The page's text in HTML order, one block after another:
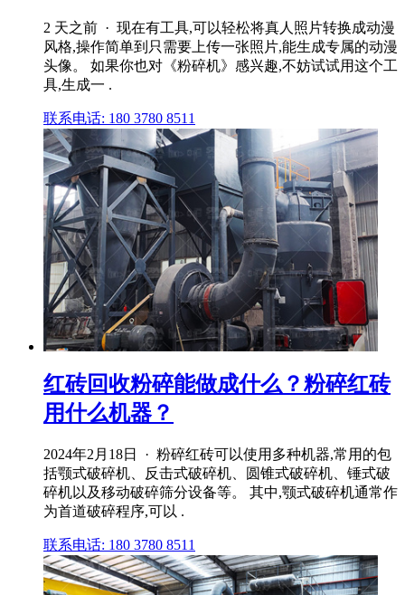
2 天之前 · 现在有工具,可以轻松将真人照片转换成动漫
风格,操作简单到只需要上传一张照片,能生成专属的动漫
头像。 如果你也对《粉碎机》感兴趣,不妨试试用这个工
具,生成一 .
联系电话: 180 3780 8511
红砖回收粉碎能做成什么？粉碎红砖
用什么机器？
2024年2月18日 · 粉碎红砖可以使用多种机器,常用的包
括颚式破碎机、反击式破碎机、圆锥式破碎机、锤式破
碎机以及移动破碎筛分设备等。 其中,颚式破碎机通常作
为首道破碎程序,可以 .
联系电话: 180 3780 8511